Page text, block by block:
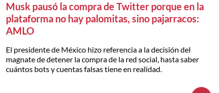
Musk pausó la compra de Twitter porque en la
plataforma no hay palomitas, sino pajarracos:
AMLO
El presidente de México hizo referencia a la decisión del
magnate de detener la compra de la red social, hasta saber
cuántos bots y cuentas falsas tiene en realidad.